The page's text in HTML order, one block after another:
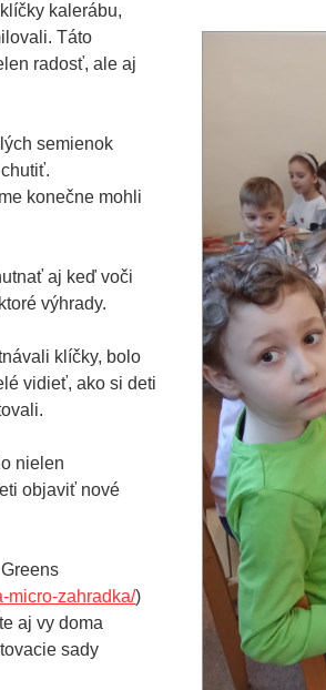
kalerábu,
Táto
radosť, ale aj
semienok
konečne mohli
aj keď voči
výhrady.
klíčky, bolo
vidieť, ako si deti
nielen
objaviť nové
micro-zahradka/)
aj vy doma
sady